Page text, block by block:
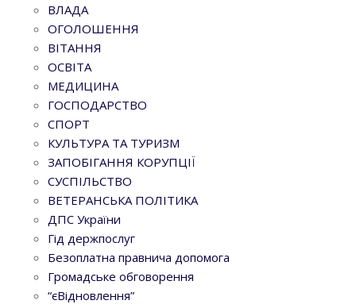
ВЛАДА
ОГОЛОШЕННЯ
ВІТАННЯ
ОСВІТА
МЕДИЦИНА
ГОСПОДАРСТВО
СПОРТ
КУЛЬТУРА ТА ТУРИЗМ
ЗАПОБІГАННЯ КОРУПЦІЇ
СУСПІЛЬСТВО
ВЕТЕРАНСЬКА ПОЛІТИКА
ДПС України
Гід держпослуг
Безоплатна правнича допомога
Громадське обговорення
“єВідновлення”